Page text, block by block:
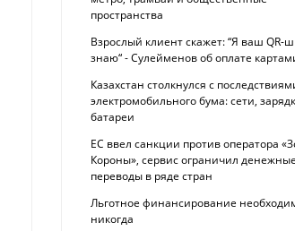
пространства
Взрослый клиент скажет: “Я ваш QR-
знаю“ - Сулейменов об оплате
Казахстан столкнулся с
электромобильного бума: сети,
батареи
ЕС ввел санкции против оператора
Короны», сервис ограничил денежные
переводы в ряде стран
Льготное финансирование
никогда